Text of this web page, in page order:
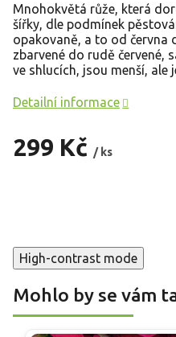
299 Kč / ks
Mnohokvětá růže, která
šířky, dle podmínek
opakovaně, a to od června
zbarvené do rudě červené,
ve shlucích, jsou menší, ale
Detailní informace
High-contrast mode
Mohlo by se vám